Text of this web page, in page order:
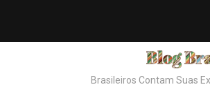
Brasileiros Contam Suas